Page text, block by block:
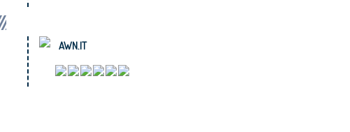
AWN.IT